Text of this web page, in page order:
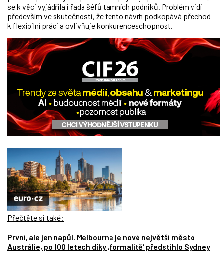
se k věci vyjádřila i řada šéfů tamních podniků. Problém vidí
především ve skutečnosti, že tento návrh podkopává přechod
k flexibilní práci a ovlivňuje konkurenceschopnost.
Přečtěte si také:
První, ale jen napůl. Melbourne je nové největší město
Austrálie, po 100 letech díky ,formalitě‘ předstihlo Sydney